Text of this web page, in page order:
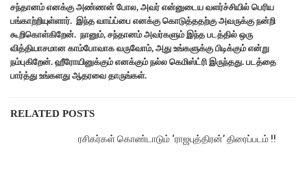
சந்தானம் எனக்கு அண்ணன் போல, அவர் என்னுடைய வளர்ச்சியில் பெரிய
பங்காற்றியுள்ளார். இந்த வாய்ப்பை எனக்கு கொடுத்ததற்கு அவருக்கு நன்றி
கூறிகொள்கிறேன். நானும், சந்தானம் அவர்களும் இந்த படத்தில் ஒரு
வித்தியாசமான காம்போவாக வருவோம், அது உங்களுக்கு பிடிக்கும் என்று
நம்புகிறேன். ஹீரோயினுக்கும் எனக்கும் நல்ல கெமிஸ்ட்ரி இருந்தது. படத்தை
பார்த்து உங்களது ஆதரவை தாருங்கள்.
RELATED POSTS
ரசிகர்கள் கொண்டாடும் ‘ராஜபுத்திரன்’ திரைப்படம் !!